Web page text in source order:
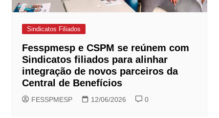
Sindicatos Filiados
Fesspmesp e CSPM se reúnem com
Sindicatos filiados para alinhar
integração de novos parceiros da
Central de Benefícios
FESSPMESP 12/06/2026 0